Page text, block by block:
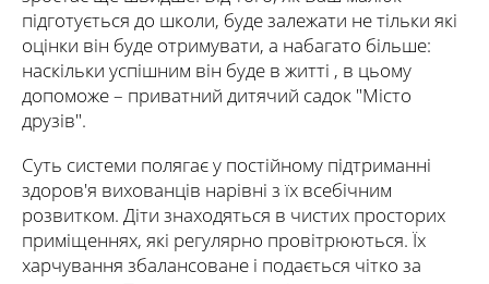
підготується до школи, буде залежати не тільки які
оцінки він буде отримувати, а набагато більше:
наскільки успішним він буде в житті , в цьому
допоможе – приватний дитячий садок "Місто
друзів".
Суть системи полягає у постійному підтриманні
здоров'я вихованців нарівні з їх всебічним
розвитком. Діти знаходяться в чистих просторих
приміщеннях, які регулярно провітрюються. Їх
харчування збалансоване і подається чітко за